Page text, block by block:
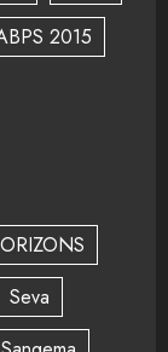
2015
Seva